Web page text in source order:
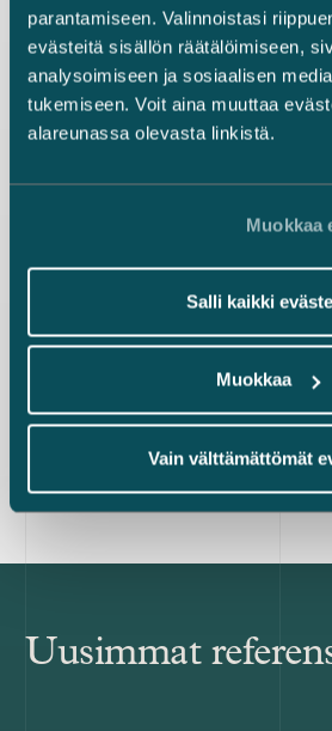
parantamiseen. Valinnoistasi
evästeitä sisällön räätälöimiseen,
analysoimiseen ja sosiaalisen
tukemiseen. Voit aina muuttaa
alareunassa olevasta linkistä.
Muokkaa
Salli kaikki
Muokkaa
Vain välttämättömät
Kaikki uutiset
Uusimmat